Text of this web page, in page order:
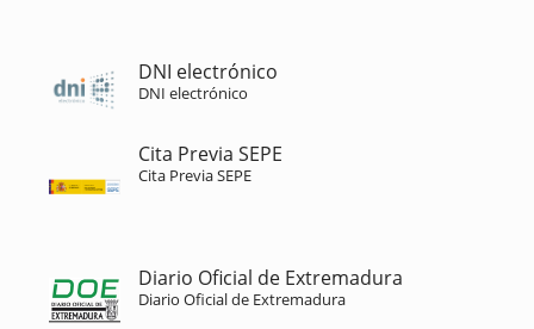
DNI electrónico
DNI electrónico
Cita Previa SEPE
Cita Previa SEPE
Diario Oficial de Extremadura
Diario Oficial de Extremadura